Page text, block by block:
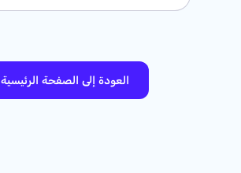
العودة إلى الصفحة الرئيسية